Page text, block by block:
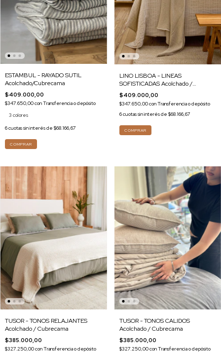
ESTAMBUL - RAYADO SUTIL
Acolchado/Cubrecama
$409.000,00
$347.650,00conTransferencia o depósito
3 colores
6cuotas sin interés de $68.166,67
COMPRAR
LINO LISBOA - LINEAS
SOFISTICADAS Acolchado /
Cubrecama
$409.000,00
$347.650,00conTransferencia o depósito
6cuotas sin interés de $68.166,67
COMPRAR
TUSOR - TONOS RELAJANTES
Acolchado / Cubrecama
$385.000,00
$327.250,00conTransferencia o depósito
TUSOR - TONOS CALIDOS
Acolchado / Cubrecama
$385.000,00
$327.250,00conTransferencia o depósito